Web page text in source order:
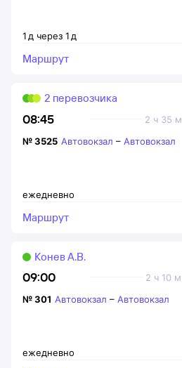
1 д через 1 д
Маршрут
08:45 2 ч 35 м
2 перевозчика
ежедневно
№3525 Автовокзал – Автовокзал
Маршрут
09:00 2 ч 10 м
Конев А.В.
ежедневно
№301 Автовокзал – Автовокзал